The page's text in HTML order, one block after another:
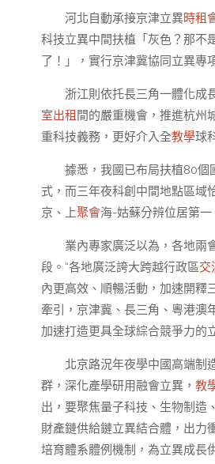
河北自動承接京津立異時租
科技立異中間扶植「灰色？那不
了！」，實行京津冀協同立異專
浙江則依托長三角一體化成
室出租 間的嚴重機會，推進杭州
重科技義務，更好介入全教學球
據悉，我國已布局扶植80個
式，而三年夜科創中間地點區域
京、上聚會海-姑蘇分辨位居第
業內專家廣泛以為，各地兩
段。“各地廣泛誇大跨越行政區交
內更高效、順暢活動，加速開釋
牽引，京津冀、長三角、粵港澳
加速打造更具全球綜合競爭力的
北京路況年夜學中國高端制
群，深化產學研用融會立異， 教
出，要聚焦量子科技、生物制造
財產鏈供給鏈立異結合體，出力
培育體系體例機制，為立異成長